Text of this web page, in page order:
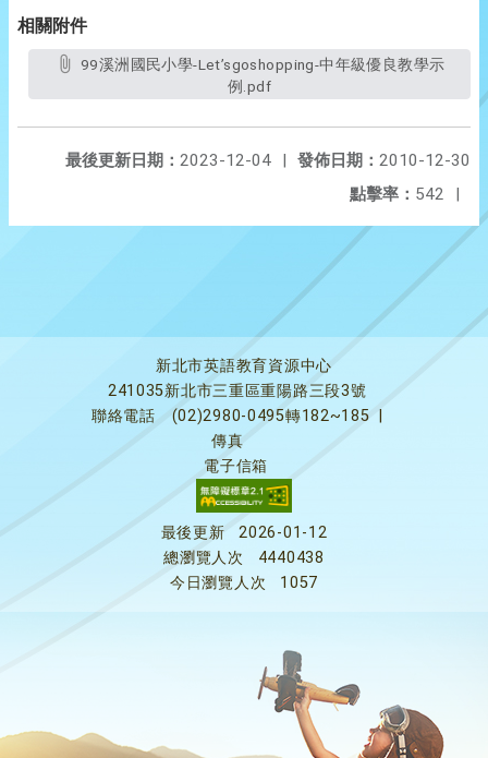
相關附件
例.pdf
發佈日期： 2010-12-30
最後更新日期： 2023-12-04
|
點擊率： 542 |
新北市英語教育資源中心
241035新北市三重區重陽路三段3號
聯絡電話
(02)2980-0495轉182~185
傳真
電子信箱
最後更新
2026-01-12
總瀏覽人次
4440438
今日瀏覽人次
1057